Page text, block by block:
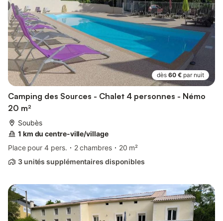
dès 60 € par nuit
Camping des Sources - Chalet 4 personnes - Némo
20 m²
Soubès
1 km du centre-ville/village
Place pour 4 pers.
2 chambres
20 m²
3 unités supplémentaires disponibles